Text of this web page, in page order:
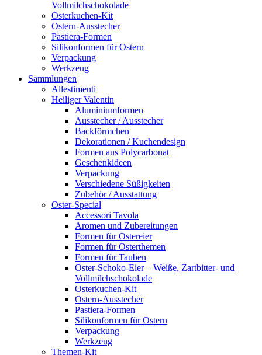
Vollmilchschokolade
Osterkuchen-Kit
Ostern-Ausstecher
Pastiera-Formen
Silikonformen für Ostern
Verpackung
Werkzeug
Sammlungen
Allestimenti
Heiliger Valentin
Aluminiumformen
Ausstecher / Ausstecher
Backförmchen
Dekorationen / Kuchendesign
Formen aus Polycarbonat
Geschenkideen
Verpackung
Verschiedene Süßigkeiten
Zubehör / Ausstattung
Oster-Special
Accessori Tavola
Aromen und Zubereitungen
Formen für Ostereier
Formen für Osterthemen
Formen für Tauben
Oster-Schoko-Eier – Weiße, Zartbitter- und
Vollmilchschokolade
Osterkuchen-Kit
Ostern-Ausstecher
Pastiera-Formen
Silikonformen für Ostern
Verpackung
Werkzeug
Themen-Kit